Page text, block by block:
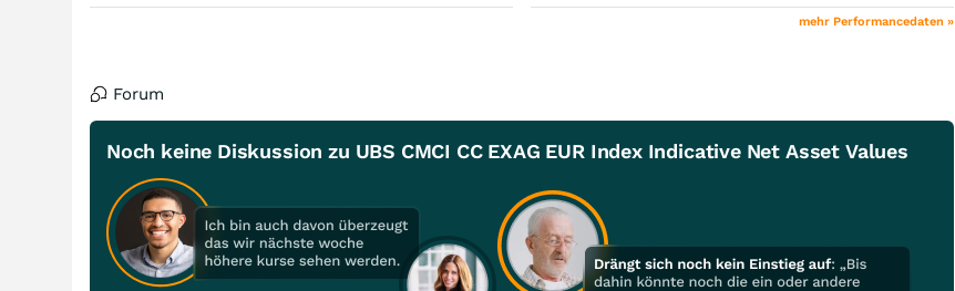
mehr Performancedaten »
Forum
Noch keine Diskussion zu UBS CMCI CC EXAG EUR Index Indicative Net Asset Values